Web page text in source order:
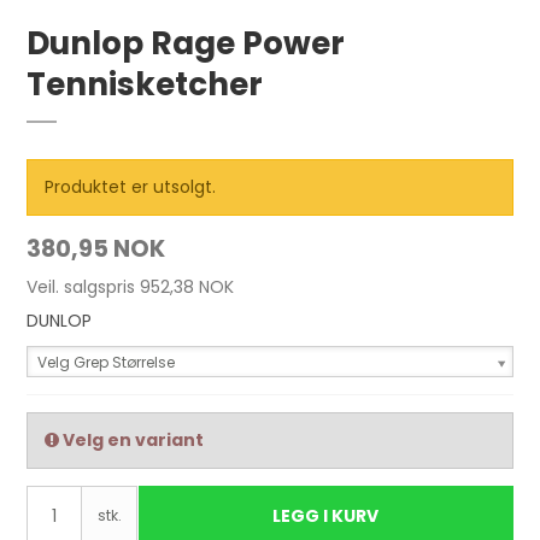
Dunlop Rage Power
Tennisketcher
Produktet er utsolgt.
380,95 NOK
Veil. salgspris 952,38 NOK
DUNLOP
Velg Grep Størrelse
Velg en variant
stk. LEGG I KURV